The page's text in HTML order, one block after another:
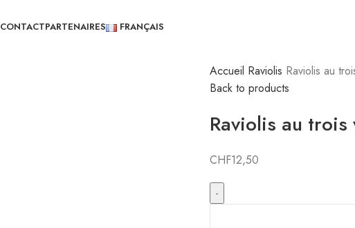
CONTACTPARTENAIRES FRANÇAIS
Accueil Raviolis Raviolis au
Back to products
Raviolis au
CHF12,50